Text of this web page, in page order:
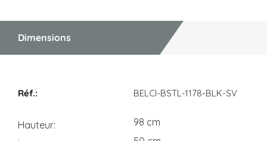
Dimensions
BELCI-BSTL-1178-BLK-SV
Hauteur
98 cm